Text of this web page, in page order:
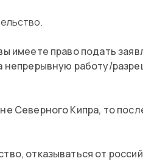
имеете право подать
непрерывную работу/
Северного Кипра, то
отказываться от